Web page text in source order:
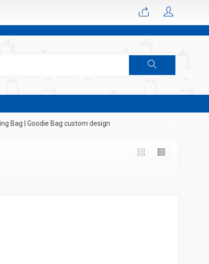
Bag | Goodie Bag custom design